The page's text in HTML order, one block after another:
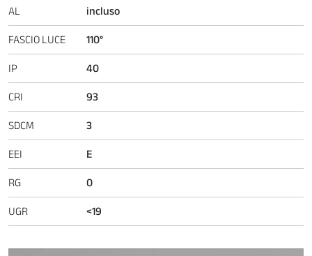
AL incluso
FASCIO LUCE 110°
IP 40
CRI 93
SDCM 3
EEI E
RG 0
UGR <19